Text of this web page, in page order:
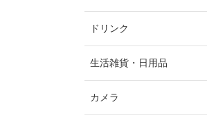
ドリンク
生活雑貨・日用品
カメラ